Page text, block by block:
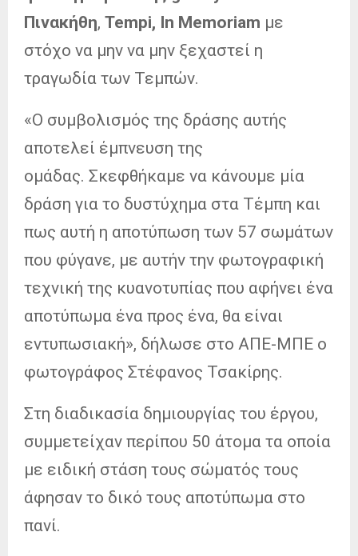
Πινακήθη, Tempi, In Memoriam με
στόχο να μην να μην ξεχαστεί η
τραγωδία των Τεμπών.
«Ο συμβολισμός της δράσης αυτής
αποτελεί έμπνευση της
ομάδας. Σκεφθήκαμε να κάνουμε μία
δράση για το δυστύχημα στα Τέμπη και
πως αυτή η αποτύπωση των 57 σωμάτων
που φύγανε, με αυτήν την φωτογραφική
τεχνική της κυανοτυπίας που αφήνει ένα
αποτύπωμα ένα προς ένα, θα είναι
εντυπωσιακή», δήλωσε στο ΑΠΕ-ΜΠΕ ο
φωτογράφος Στέφανος Τσακίρης.
Στη διαδικασία δημιουργίας του έργου,
συμμετείχαν περίπου 50 άτομα τα οποία
με ειδική στάση τους σώματός τους
άφησαν το δικό τους αποτύπωμα στο
πανί.